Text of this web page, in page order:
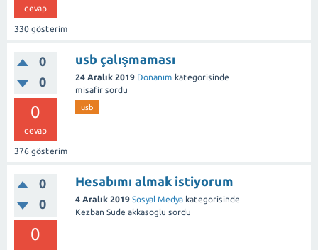
cevap
330 gösterim
0
0
0
cevap
376 gösterim
usb çalışmaması
24 Aralık 2019 Donanım kategorisinde
misafir sordu
usb
0
0
0
Hesabımı almak istiyorum
4 Aralık 2019 Sosyal Medya kategorisinde
Kezban Sude akkasoglu sordu